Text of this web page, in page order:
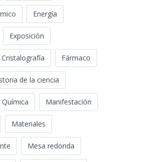
Energía
Exposición
Fármaco
de la ciencia
Manifestación
Materiales
Mesa redonda